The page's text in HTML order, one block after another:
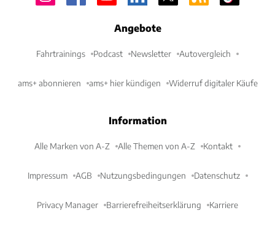
Angebote
Fahrtrainings Podcast Newsletter Autovergleich
ams+ abonnieren ams+ hier kündigen Widerruf digitaler Käufe
Information
Alle Marken von A-Z Alle Themen von A-Z Kontakt
Impressum AGB Nutzungsbedingungen Datenschutz
Privacy Manager Barrierefreiheitserklärung Karriere